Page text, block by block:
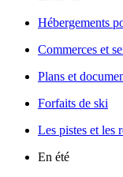
Hébergements
Commerces et
Plans et
Forfaits de ski
Les pistes et les
En été